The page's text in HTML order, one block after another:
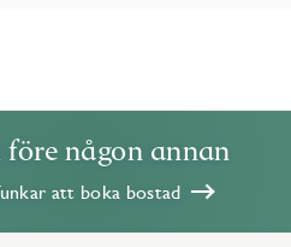
någon annan
att boka bostad